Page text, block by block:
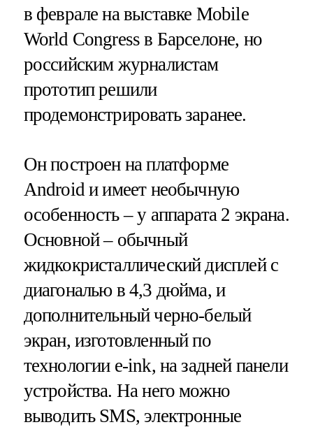
в феврале на выставке Mobile
World Congress в Барселоне, но
российским журналистам
прототип решили
продемонстрировать заранее.
Он построен на платформе
Android и имеет необычную
особенность – у аппарата 2 экрана.
Основной – обычный
жидкокристаллический дисплей с
диагональю в 4,3 дюйма, и
дополнительный черно-белый
экран, изготовленный по
технологии e-ink, на задней панели
устройства. На него можно
выводить SMS, электронные